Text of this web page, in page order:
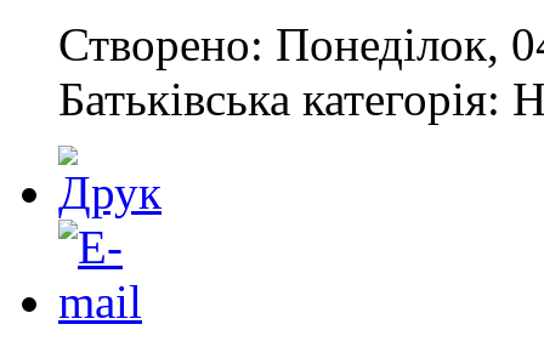
Створено: Понеділок,
Батьківська категорія: